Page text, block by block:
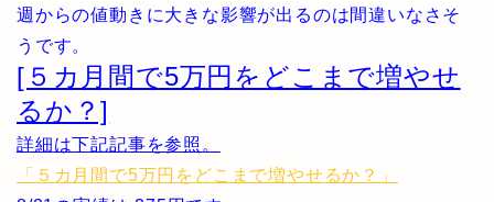
週からの値動きに大きな影響が出るのは間違いなさそ
うです。
[５カ月間で5万円をどこまで増やせ
るか？]
詳細は下記記事を参照。
「５カ月間で5万円をどこまで増やせるか？」